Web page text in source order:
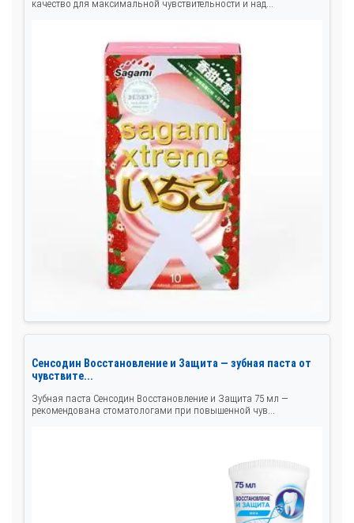
качество для максимальной чувствительности и над...
Сенсодин Восстановление и Защита — зубная паста от
чувствите...
Зубная паста Сенсодин Восстановление и Защита 75 мл —
рекомендована стоматологами при повышенной чув...